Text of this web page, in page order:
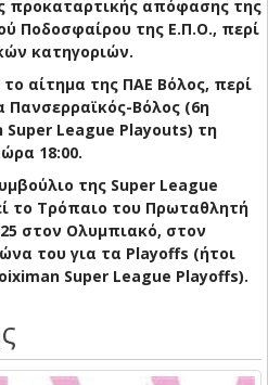
προκαταρτικής απόφασης της
Ποδοσφαίρου της Ε.Π.Ο., περί
κατηγοριών.
αίτημα της ΠΑΕ Βόλος, περί
Πανσερραϊκός-Βόλος (6η
League Playouts) τη
18:00.
της Super League
το Τρόπαιο του Πρωταθλητή
στον Ολυμπιακό, στον
του για τα Playoffs (ήτοι
Super League Playoffs).